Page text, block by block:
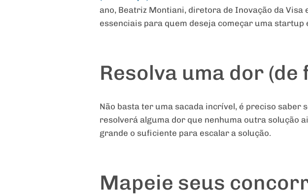
ano, Beatriz Montiani, diretora de Inovação da Visa
essenciais para quem deseja começar uma startup
Resolva uma dor
Não basta ter uma sacada incrível, é preciso saber
resolverá alguma dor que nenhuma outra solução
grande o suficiente para escalar a solução.
Mapeie seus